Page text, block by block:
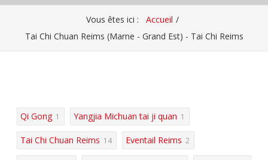
Vous êtes ici :
Accueil
Tai Chi Chuan Reims (Marne - Grand Est) - Tai Chi Reims
Qi Gong 1 Yangjia Michuan tai ji quan 1
Tai Chi Chuan Reims 14 Eventail Reims 2